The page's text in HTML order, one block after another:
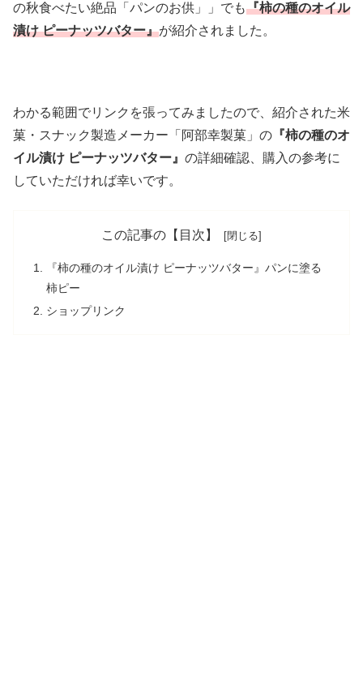
の秋食べたい絶品「パンのお供」」でも『柿の種のオイル
漬け ピーナッツバター』が紹介されました。
わかる範囲でリンクを張ってみましたので、紹介された米
菓・スナック製造メーカー「阿部幸製菓」の 『柿の種のオ
イル漬け ピーナッツバター』 の詳細確認、購入の参考に
していただければ幸いです。
この記事の【目次】
『柿の種のオイル漬け ピーナッツバター』パンに塗る
柿ピー
ショップリンク